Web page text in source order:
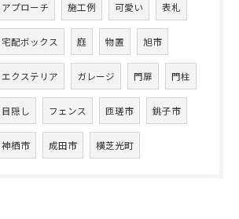
アプローチ 施工例 可愛い 表札
宅配ボックス 庭 物置 旭市
エクステリア ガレージ 門扉 門柱
目隠し フェンス 匝瑳市 銚子市
神栖市 成田市 横芝光町